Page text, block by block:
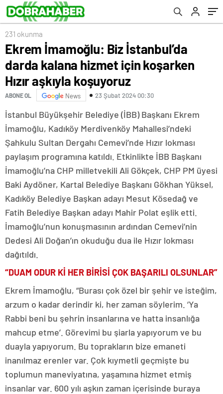
koşuyoruz
231 okunma
Ekrem İmamoğlu: Biz İstanbul’da
darda kalana hizmet için koşarken
Hızır aşkıyla koşuyoruz
ABONE OL News 23 Şubat 2024 00:30
İstanbul Büyükşehir Belediye (İBB) Başkanı Ekrem
İmamoğlu, Kadıköy Merdivenköy Mahallesi’ndeki
Şahkulu Sultan Dergahı Cemevi’nde Hızır lokması
paylaşım programına katıldı. Etkinlikte İBB Başkanı
İmamoğlu’na CHP milletvekili Ali Gökçek, CHP PM üyesi
Baki Aydöner, Kartal Belediye Başkanı Gökhan Yüksel,
Kadıköy Belediye Başkan adayı Mesut Kösedağ ve
Fatih Belediye Başkan adayı Mahir Polat eşlik etti.
İmamoğlu’nun konuşmasının ardından Cemevi’nin
Dedesi Ali Doğan’ın okuduğu dua ile Hızır lokması
dağıtıldı.
“DUAM ODUR Kİ HER BİRİSİ ÇOK BAŞARILI OLSUNLAR”
Ekrem İmamoğlu, “Burası çok özel bir şehir ve isteğim,
arzum o kadar derindir ki, her zaman söylerim. ‘Ya
Rabbi beni bu şehrin insanlarına ve hatta insanlığa
mahcup etme’. Görevimi bu şiarla yapıyorum ve bu
duayla yapıyorum. Bu toprakların bize emaneti
inanılmaz erenler var. Çok kıymetli geçmişte bu
toplumun maneviyatına, yaşamına hizmet etmiş
insanlar var. 600 yılı aşkın zaman içerisinde buraya